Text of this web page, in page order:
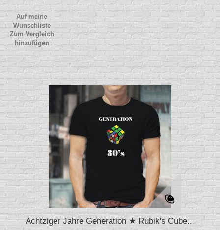
Auf meine
Wunschliste
Zum Vergleich
hinzufügen
Achtziger Jahre Generation ★ Rubik's Cube...